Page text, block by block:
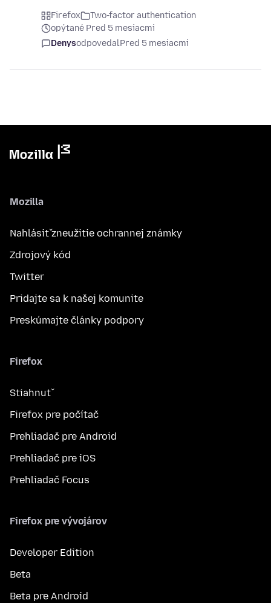
Firefox
Two-factor authentication
opýtané Pred 5 mesiacmi
DenysodpovedalPred 5 mesiacmi
Mozilla
Nahlásiť zneužitie ochrannej známky
Zdrojový kód
Twitter
Pridajte sa k našej komunite
Preskúmajte články podpory
Firefox
Stiahnuť
Firefox pre počítač
Prehliadač pre Android
Prehliadač pre iOS
Prehliadač Focus
Firefox pre vývojárov
Developer Edition
Beta
Beta pre Android